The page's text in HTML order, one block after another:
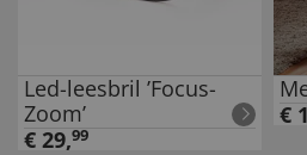
Led-leesbril ’Focus-
Zoom’
€ 29,99
€